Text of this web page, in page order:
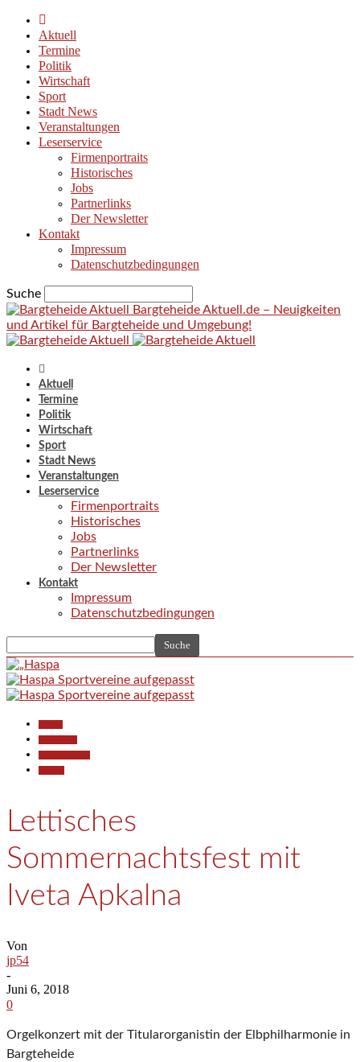
Aktuell
Termine
Politik
Wirtschaft
Sport
Stadt News
Veranstaltungen
Leserservice
Firmenportraits
Historisches
Jobs
Partnerlinks
Der Newsletter
Kontakt
Impressum
Datenschutzbedingungen
Suche
Bargteheide Aktuell.de – Neuigkeiten
und Artikel für Bargteheide und Umgebung!
Aktuell
Termine
Politik
Wirtschaft
Sport
Stadt News
Veranstaltungen
Leserservice
Firmenportraits
Historisches
Jobs
Partnerlinks
Der Newsletter
Kontakt
Impressum
Datenschutzbedingungen
Lettisches
Sommernachtsfest mit
Iveta Apkalna
Von
jp54
-
Juni 6, 2018
0
Orgelkonzert mit der Titularorganistin der Elbphilharmonie in
Bargteheide